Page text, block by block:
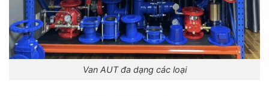
Van AUT đa dạng các loại